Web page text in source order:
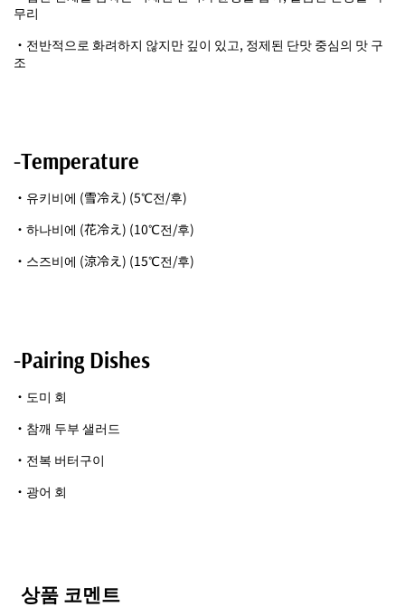
무리
・전반적으로 화려하지 않지만 깊이 있고, 정제된 단맛 중심의 맛 구
조
-Temperature
・유키비에 (雪冷え) (5℃전/후)
・하나비에 (花冷え) (10℃전/후)
・스즈비에 (涼冷え) (15℃전/후)
-Pairing Dishes
・도미 회
・참깨 두부 샐러드
・전복 버터구이
・광어 회
상품 코멘트